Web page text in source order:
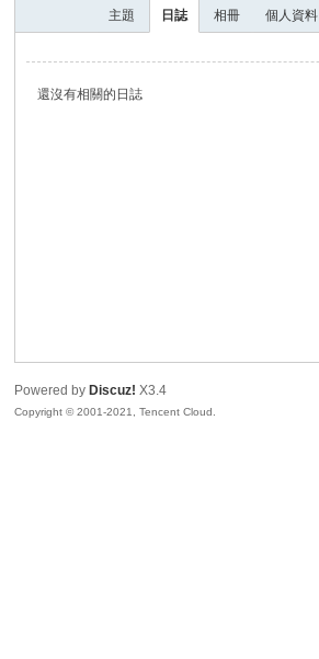
主題 日誌 相冊 個人資料
還沒有相關的日誌
Powered by Discuz! X3.4
Copyright © 2001-2021, Tencent Cloud.